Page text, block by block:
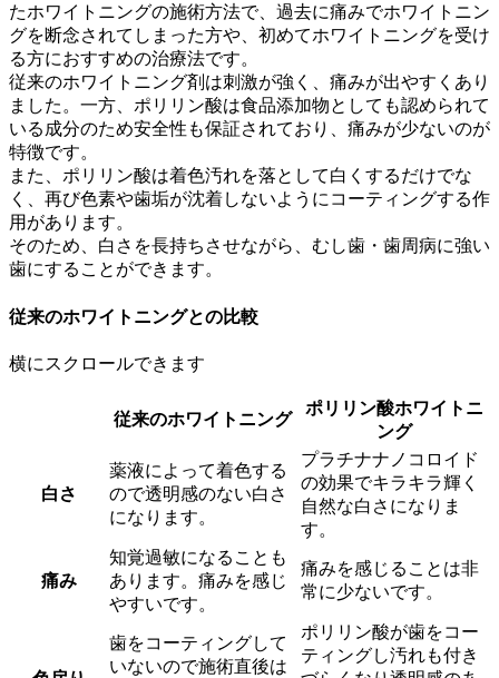
たホワイトニングの施術方法で、過去に痛みでホワイトニン
グを断念されてしまった方や、初めてホワイトニングを受け
る方におすすめの治療法です。
従来のホワイトニング剤は刺激が強く、痛みが出やすくあり
ました。一方、ポリリン酸は食品添加物としても認められて
いる成分のため安全性も保証されており、痛みが少ないのが
特徴です。
また、ポリリン酸は着色汚れを落として白くするだけでな
く、再び色素や歯垢が沈着しないようにコーティングする作
用があります。
そのため、白さを長持ちさせながら、むし歯・歯周病に強い
歯にすることができます。
従来のホワイトニングとの比較
横にスクロールできます
従来のホワイトニング
ポリリン酸ホワイトニ
ング
白さ
薬液によって着色する
ので透明感のない白さ
になります。
プラチナナノコロイド
の効果でキラキラ輝く
自然な白さになりま
す。
痛み
知覚過敏になることも
あります。痛みを感じ
やすいです。
痛みを感じることは非
常に少ないです。
歯をコーティングして
いないので施術直後は
ポリリン酸が歯をコー
ティングし汚れも付き